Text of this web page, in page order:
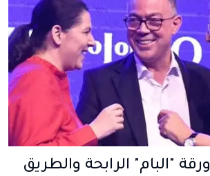
"البام" الرابحة والطريق